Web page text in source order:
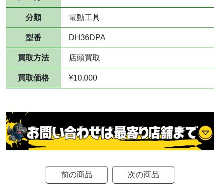
分類 電動工具
型番 DH36DPA
買取方法 店頭買取
買取価格 ¥10,000
前の商品 次の商品